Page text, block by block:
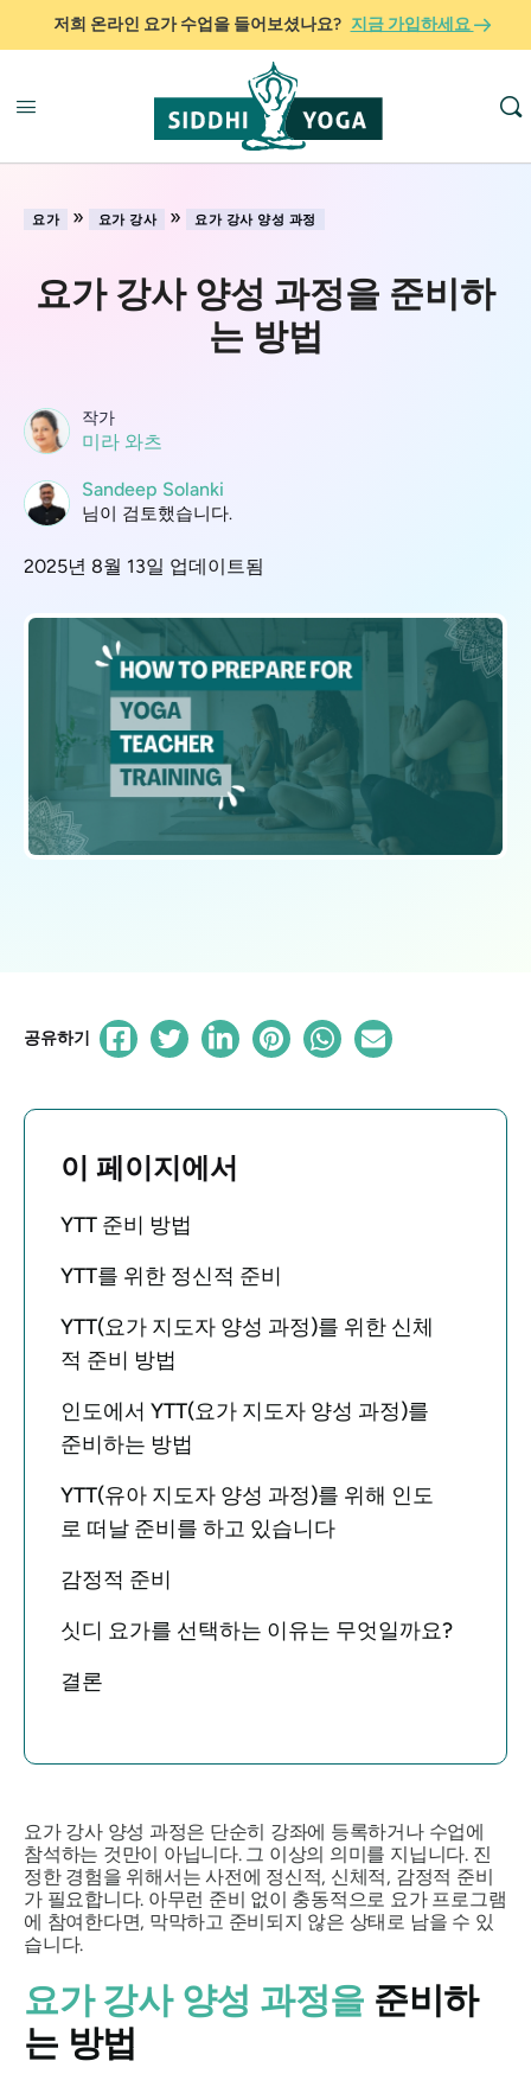
저희 온라인 요가 수업을 들어보셨나요? 지금 가입하세요
요가 » 요가 강사 » 요가 강사 양성 과정
요가 강사 양성 과정을 준비하
는 방법
작가
미라 와츠
Sandeep Solanki
님이 검토했습니다.
2025년 8월 13일 업데이트됨
공유하기
이 페이지에서
YTT 준비 방법
YTT를 위한 정신적 준비
YTT(요가 지도자 양성 과정)를 위한 신체
적 준비 방법
인도에서 YTT(요가 지도자 양성 과정)를
준비하는 방법
YTT(유아 지도자 양성 과정)를 위해 인도
로 떠날 준비를 하고 있습니다
감정적 준비
싯디 요가를 선택하는 이유는 무엇일까요?
결론
요가 강사 양성 과정은 단순히 강좌에 등록하거나 수업에
참석하는 것만이 아닙니다. 그 이상의 의미를 지닙니다. 진
정한 경험을 위해서는 사전에 정신적, 신체적, 감정적 준비
가 필요합니다. 아무런 준비 없이 충동적으로 요가 프로그램
에 참여한다면, 막막하고 준비되지 않은 상태로 남을 수 있
습니다.
요가 강사 양성 과정을 준비하
는 방법